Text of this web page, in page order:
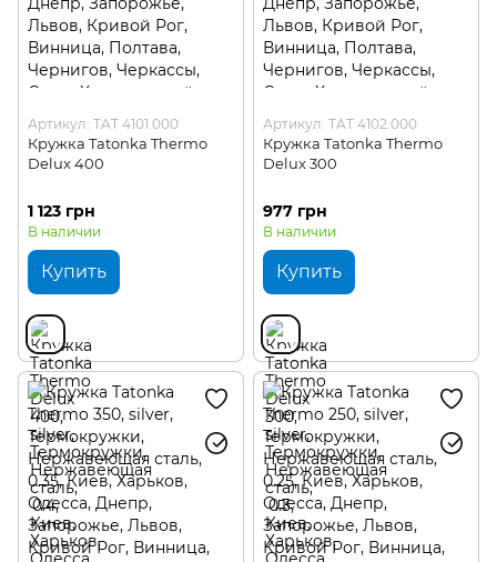
Туристические фляги и бутылки для воды
Туристические наборы для пикника
Артикул: TAT 4101.000
Кружка Tatonka Thermo
Delux 400
1 123 грн
В наличии
Купить
Артикул: TAT 4102.000
Кружка Tatonka Thermo
Delux 300
977 грн
В наличии
Купить